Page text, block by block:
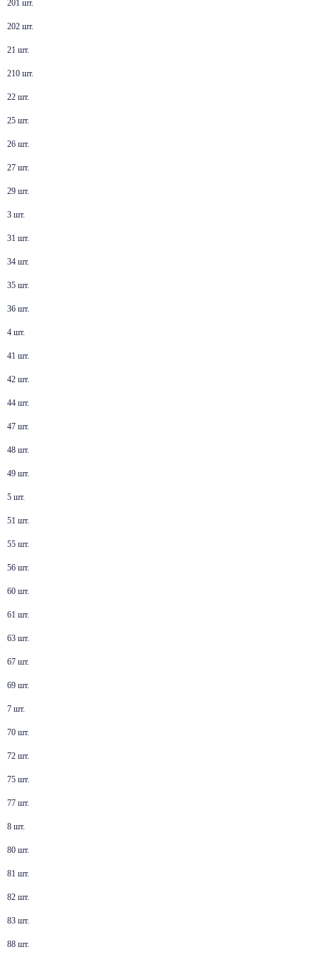
201 шт.
202 шт.
21 шт.
210 шт.
22 шт.
25 шт.
26 шт.
27 шт.
29 шт.
3 шт.
31 шт.
34 шт.
35 шт.
36 шт.
4 шт.
41 шт.
42 шт.
44 шт.
47 шт.
48 шт.
49 шт.
5 шт.
51 шт.
55 шт.
56 шт.
60 шт.
61 шт.
63 шт.
67 шт.
69 шт.
7 шт.
70 шт.
72 шт.
75 шт.
77 шт.
8 шт.
80 шт.
81 шт.
82 шт.
83 шт.
88 шт.